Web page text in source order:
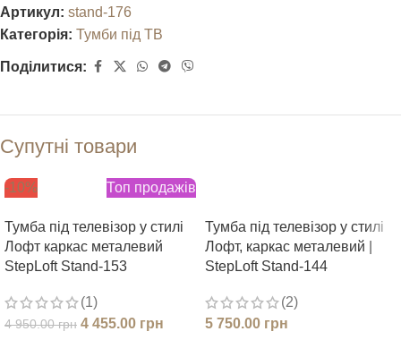
Артикул: stand-176
Категорія: Тумби під ТВ
Поділитися:
Супутні товари
-10% Топ продажів
Тумба під телевізор у стилі
Лофт каркас металевий
StepLoft Stand-153
(1)
4 950.00грн 4 455.00 грн
Тумба під телевізор у стилі
Лофт, каркас металевий |
StepLoft Stand-144
(2)
5 750.00 грн